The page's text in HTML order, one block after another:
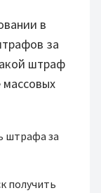
в
за
штраф
получить